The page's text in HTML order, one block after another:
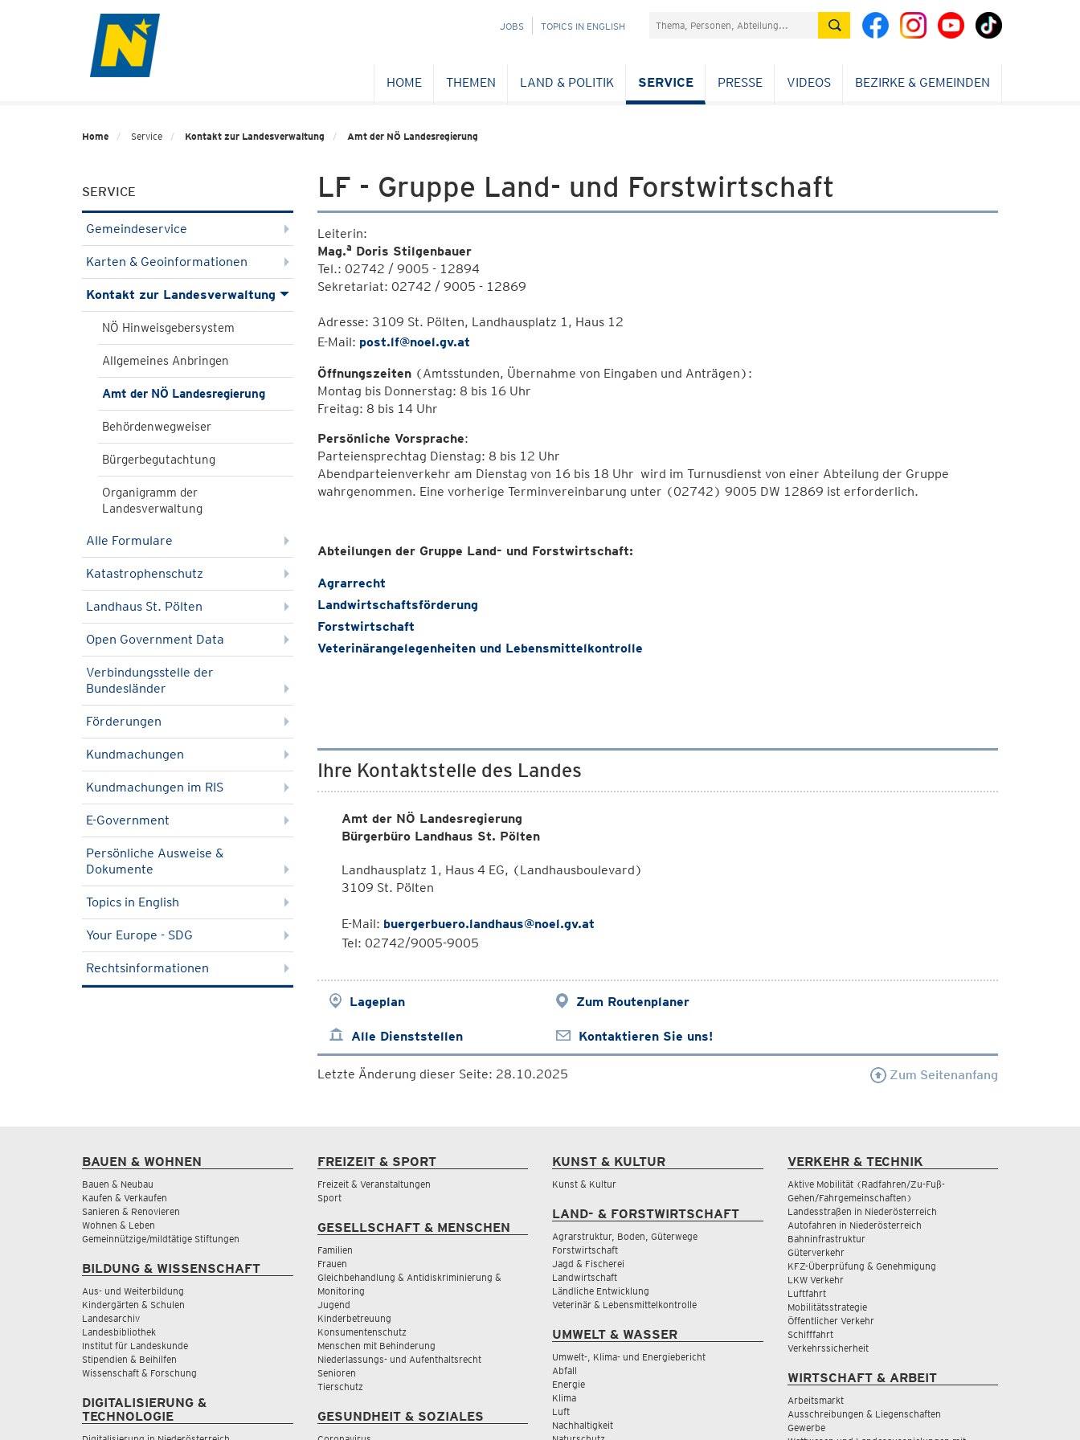
NAVIGATION
JOBS TOPICS IN ENGLISH Suchefeld
HOME THEMEN LAND & POLITIK SERVICE PRESSE VIDEOS BEZIRKE & GEMEINDEN
Home Service Kontakt zur Landesverwaltung Amt der NÖ Landesregierung
SERVICE
Gemeindeservice
Karten & Geoinformationen
Kontakt zur Landesverwaltung
NÖ Hinweisgebersystem
Allgemeines Anbringen
Amt der NÖ Landesregierung
Behördenwegweiser
Bürgerbegutachtung
Organigramm der
Landesverwaltung
Alle Formulare
Katastrophenschutz
Landhaus St. Pölten
Open Government Data
Verbindungsstelle der
Bundesländer
Förderungen
Kundmachungen
Kundmachungen im RIS
E-Government
Persönliche Ausweise &
Dokumente
Topics in English
Your Europe - SDG
Rechtsinformationen
LF - Gruppe Land- und Forstwirtschaft
Leiterin:
Mag.a Doris Stilgenbauer
Tel.: 02742 / 9005 - 12894
Sekretariat: 02742 / 9005 - 12869
Adresse: 3109 St. Pölten, Landhausplatz 1, Haus 12
E-Mail: post.lf@noel.gv.at
Öffnungszeiten(Amtsstunden, Übernahme von Eingaben und Anträgen):
Montag bis Donnerstag: 8 bis 16 Uhr
Freitag: 8 bis 14 Uhr
Persönliche Vorsprache:
Parteiensprechtag Dienstag: 8 bis 12 Uhr
Abendparteienverkehr am Dienstag von 16 bis 18 Uhr wird im Turnusdienst von einer Abteilung der Gruppe
wahrgenommen. Eine vorherige Terminvereinbarung unter (02742) 9005 DW 12869 ist erforderlich.
Abteilungen der Gruppe Land- und Forstwirtschaft:
Agrarrecht
Landwirtschaftsförderung
Forstwirtschaft
Veterinärangelegenheiten und Lebensmittelkontrolle
Ihre Kontaktstelle des Landes
Amt der NÖ Landesregierung
Bürgerbüro Landhaus St. Pölten
Landhausplatz 1, Haus 4 EG, (Landhausboulevard)
3109 St. Pölten
E-Mail: buergerbuero.landhaus@noel.gv.at
Tel: 02742/9005-9005
Lageplan Zum Routenplaner
Alle Dienststellen Kontaktieren Sie uns!
Letzte Änderung dieser Seite: 28.10.2025 Zum Seitenanfang
BAUEN & WOHNEN
Bauen & Neubau
Kaufen & Verkaufen
Sanieren & Renovieren
Wohnen & Leben
Gemeinnützige/mildtätige Stiftungen
BILDUNG & WISSENSCHAFT
Aus- und Weiterbildung
Kindergärten & Schulen
Landesarchiv
Landesbibliothek
Institut für Landeskunde
Stipendien & Beihilfen
Wissenschaft & Forschung
DIGITALISIERUNG &
TECHNOLOGIE
FREIZEIT & SPORT
Freizeit & Veranstaltungen
Sport
GESELLSCHAFT & MENSCHEN
Familien
Frauen
Gleichbehandlung & Antidiskriminierung &
Monitoring
Jugend
Kinderbetreuung
Konsumentenschutz
Menschen mit Behinderung
Niederlassungs- und Aufenthaltsrecht
Senioren
Tierschutz
GESUNDHEIT & SOZIALES
KUNST & KULTUR
Kunst & Kultur
LAND- & FORSTWIRTSCHAFT
Agrarstruktur, Boden, Güterwege
Forstwirtschaft
Jagd & Fischerei
Landwirtschaft
Ländliche Entwicklung
Veterinär & Lebensmittelkontrolle
UMWELT & WASSER
Umwelt-, Klima- und Energiebericht
Abfall
Energie
Klima
Luft
Nachhaltigkeit
VERKEHR & TECHNIK
Aktive Mobilität (Radfahren/Zu-Fuß-
Gehen/Fahrgemeinschaften)
Landesstraßen in Niederösterreich
Autofahren in Niederösterreich
Bahninfrastruktur
Güterverkehr
KFZ-Überprüfung & Genehmigung
LKW Verkehr
Luftfahrt
Mobilitätsstrategie
Öffentlicher Verkehr
Schifffahrt
Verkehrssicherheit
WIRTSCHAFT & ARBEIT
Arbeitsmarkt
Ausschreibungen & Liegenschaften
Gewerbe